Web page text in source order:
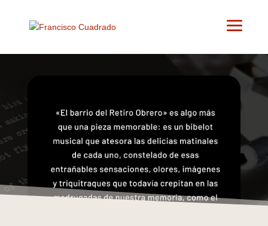
Cortos